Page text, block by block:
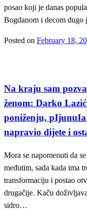
posao koji je danas
Bogdanom i decom
Posted on February 18,
Na kraju sam
ženom: Darko
poniženju, pIjunuIa
napravio dijete i
Mora se napomenuti da
međutim, sada kada ima
transformaciju i postao
drugačije. Kaču
sidro…